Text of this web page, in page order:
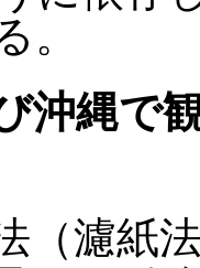
。
沖縄で
（濾紙